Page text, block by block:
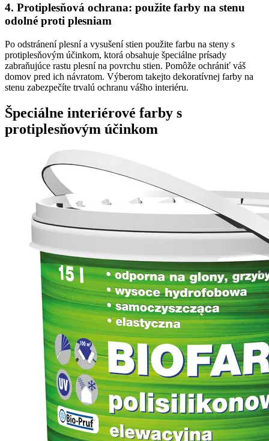
4. Protiplesňová ochrana: použite farby na stenu
odolné proti plesniam
Po odstránení plesní a vysušení stien použite farbu na steny s
protiplesňovým účinkom, ktorá obsahuje špeciálne prísady
zabraňujúce rastu plesní na povrchu stien. Pomôže ochrániť váš
domov pred ich návratom. Výberom takejto dekoratívnej farby na
stenu zabezpečíte trvalú ochranu vášho interiéru.
Špeciálne interiérové farby s
protiplesňovým účinkom